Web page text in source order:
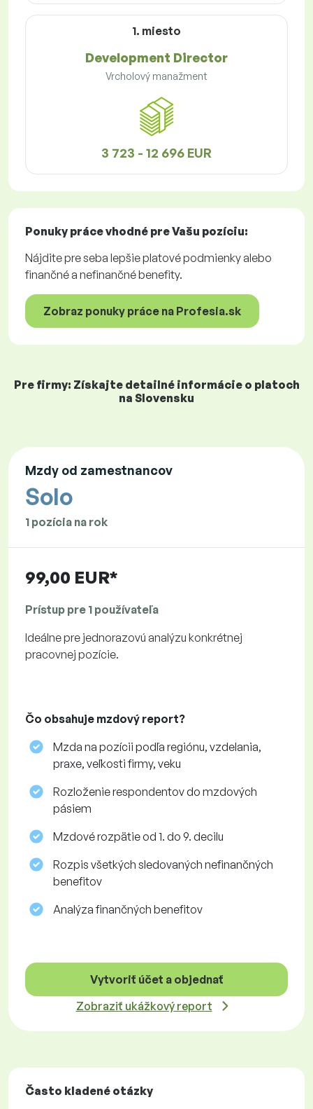
1. miesto
Development Director
Vrcholový manažment
3 723 - 12 696 EUR
Ponuky prácevhodné pre Vašu pozíciu:
Nájdite pre seba lepšie platové podmienky alebo
finančné a nefinančné benefity.
Zobraz ponuky práce na Profesia.sk
Pre firmy: Získajte detailné informácie o platoch
na Slovensku
Mzdy od zamestnancov
Solo
1 pozícia na rok
99,00 EUR*
Prístup pre 1 používateľa
Ideálne pre jednorazovú analýzu konkrétnej
pracovnej pozície.
Čo obsahuje mzdový report?
Mzda na pozícii podľa regiónu, vzdelania,
praxe, veľkosti firmy, veku
Rozloženie respondentov do mzdových
pásiem
Mzdové rozpätie od 1. do 9. decilu
Rozpis všetkých sledovaných nefinančných
benefitov
Analýza finančných benefitov
Vytvoriť účet a objednať
Zobraziť ukážkový report
Často kladené otázky